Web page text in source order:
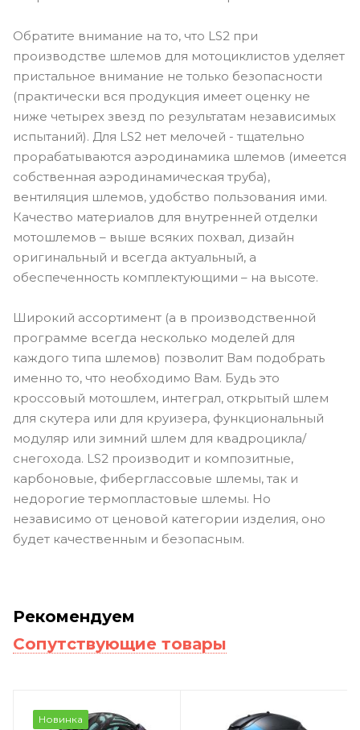
Обратите внимание на то, что LS2 при
производстве шлемов для мотоциклистов уделяет
пристальное внимание не только безопасности
(практически вся продукция имеет оценку не
ниже четырех звезд по результатам независимых
испытаний). Для LS2 нет мелочей - тщательно
прорабатываются аэродинамика шлемов (имеется
собственная аэродинамическая труба),
вентиляция шлемов, удобство пользования ими.
Качество материалов для внутренней отделки
мотошлемов – выше всяких похвал, дизайн
оригинальный и всегда актуальный, а
обеспеченность комплектующими – на высоте.
Широкий ассортимент (а в производственной
программе всегда несколько моделей для
каждого типа шлемов) позволит Вам подобрать
именно то, что необходимо Вам. Будь это
кроссовый мотошлем, интеграл, открытый шлем
для скутера или для круизера, функциональный
модуляр или зимний шлем для квадроцикла/
снегохода. LS2 производит и композитные,
карбоновые, фиберглассовые шлемы, так и
недорогие термопластовые шлемы. Но
независимо от ценовой категории изделия, оно
будет качественным и безопасным.
Рекомендуем
Сопутствующие товары
Новинка